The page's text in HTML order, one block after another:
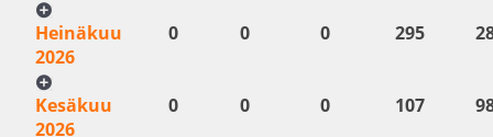
Heinäkuu
2026
0 0 0 295
Kesäkuu
2026
0 0 0 107